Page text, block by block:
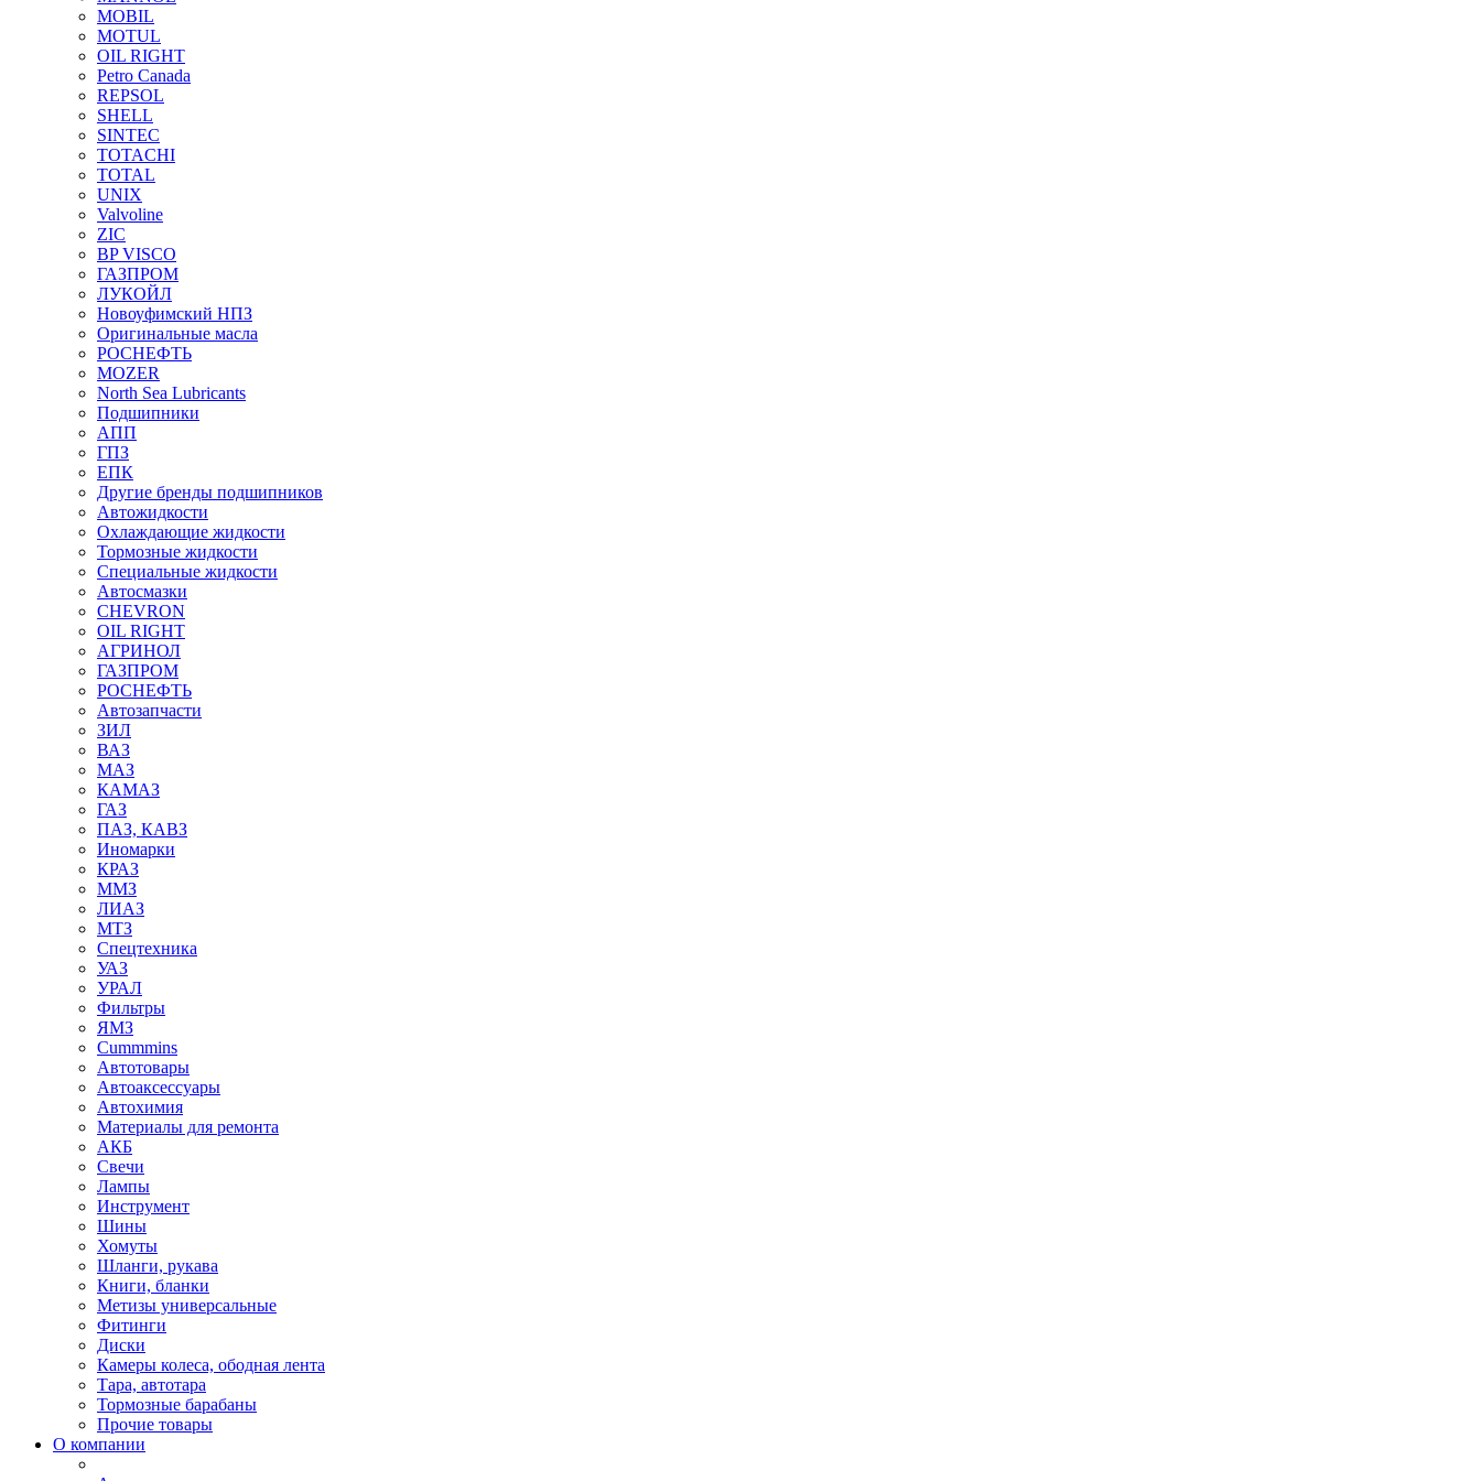
MOBIL
MOTUL
OIL RIGHT
Petro Canada
REPSOL
SHELL
SINTEC
TOTACHI
TOTAL
UNIX
Valvoline
ZIC
BP VISCO
ГАЗПРОМ
ЛУКОЙЛ
Новоуфимский НПЗ
Оригинальные масла
РОСНЕФТЬ
MOZER
North Sea Lubricants
Подшипники
АПП
ГПЗ
ЕПК
Другие бренды подшипников
Автожидкости
Охлаждающие жидкости
Тормозные жидкости
Специальные жидкости
Автосмазки
CHEVRON
OIL RIGHT
АГРИНОЛ
ГАЗПРОМ
РОСНЕФТЬ
Автозапчасти
ЗИЛ
ВАЗ
МАЗ
КАМАЗ
ГАЗ
ПАЗ, КАВЗ
Иномарки
КРАЗ
ММЗ
ЛИАЗ
МТЗ
Спецтехника
УАЗ
УРАЛ
Фильтры
ЯМЗ
Cummmins
Автотовары
Автоаксессуары
Автохимия
Материалы для ремонта
АКБ
Свечи
Лампы
Инструмент
Шины
Хомуты
Шланги, рукава
Книги, бланки
Метизы универсальные
Фитинги
Диски
Камеры колеса, ободная лента
Тара, автотара
Тормозные барабаны
Прочие товары
О компании